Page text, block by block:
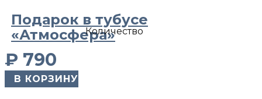
Подарок в тубусе
«Атмосфера»
₽ 790
​ В КОРЗИНУ
Количество